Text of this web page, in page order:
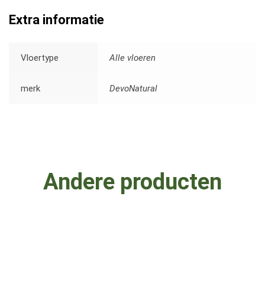
Extra informatie
Vloertype Alle vloeren
merk DevoNatural
Andere producten